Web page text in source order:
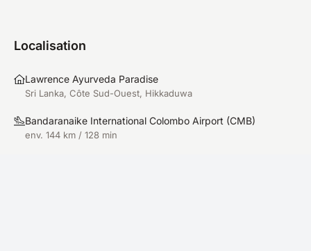
Localisation
Lawrence Ayurveda Paradise
Sri Lanka, Côte Sud-Ouest, Hikkaduwa
Bandaranaike International Colombo Airport (CMB)
env. 144 km / 128 min